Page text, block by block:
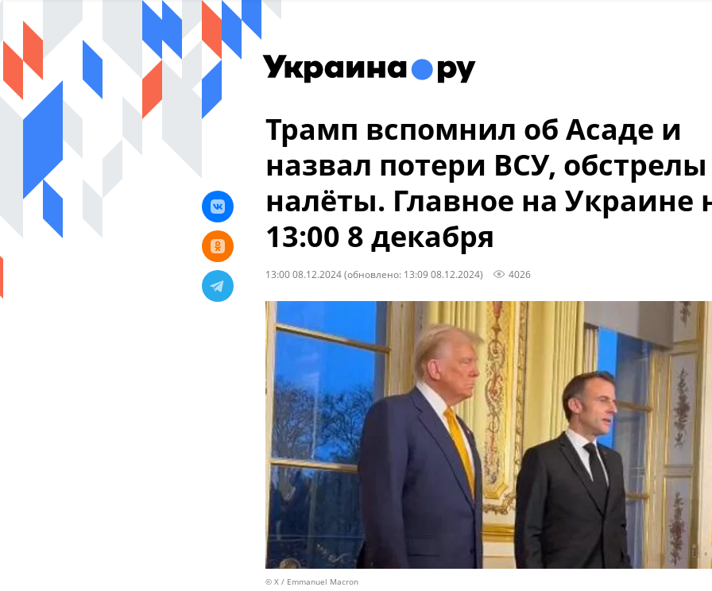
Трамп вспомнил об Асаде и
назвал потери ВСУ,
налёты. Главное на Украине
13:00 8 декабря
13:00 08.12.2024(обновлено: 13:09 08.12.2024) 4026
© X / Emmanuel Macron